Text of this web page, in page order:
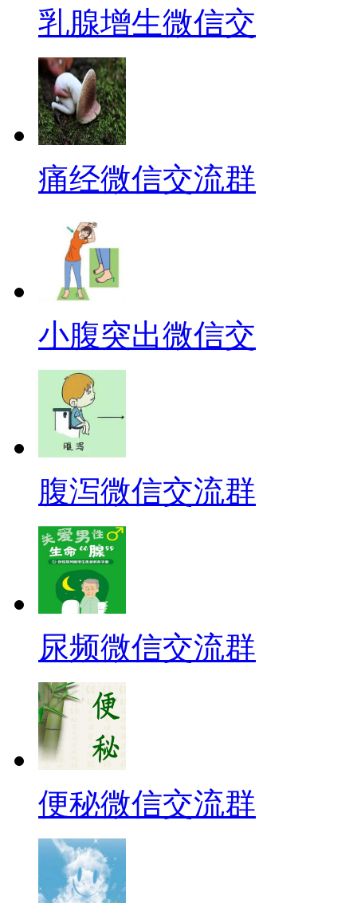
乳腺增生微信交
痛经微信交流群
小腹突出微信交
腹泻微信交流群
尿频微信交流群
便秘微信交流群